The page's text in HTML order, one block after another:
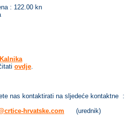
: 122.00 kn
ovdje.
nas kontaktirati na sljedeće kontaktne :
hrvatske.com
(urednik)